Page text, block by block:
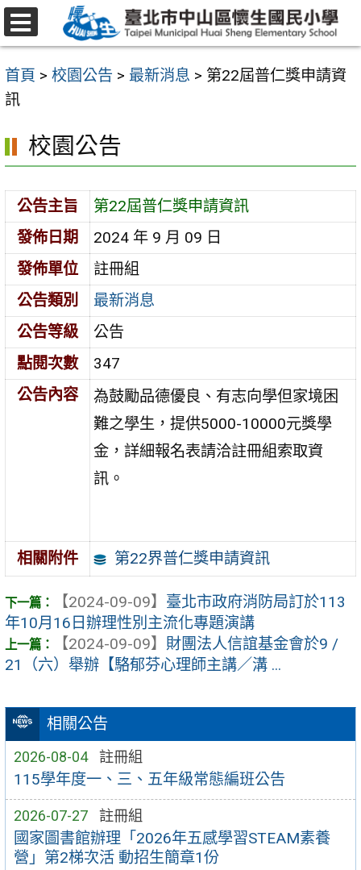
跳
至
要
內
區
首頁 > 校園公告 > 最新消息 > 第22屆普仁獎申請資
訊
相關公告
2026-08-04 註冊組
115學年度一、三、五年級常態編班公告
2026-07-27 註冊組
國家圖書館辦理「2026年五感學習STEAM素養
營」第2梯次活 動招生簡章1份
校園公告
公告主旨
第22屆普仁獎申請資訊
發佈日期
2024 年 9 月 09 日
發佈單位
註冊組
公告類別
最新消息
公告等級
公告
點閱次數
347
公告內容
為鼓勵品德優良、有志向學但家境困
難之學生，提供5000-10000元獎學
金，詳細報名表請洽註冊組索取資
訊。
相關附件 第22界普仁獎申請資訊
【2024-09-09】 臺北市政府消防局訂於113
年10月16日辦理性別主流化專題演講
【2024-09-09】 財團法人信誼基金會於9 /
21（六）舉辦【駱郁芬心理師主講／溝 ...
選
單